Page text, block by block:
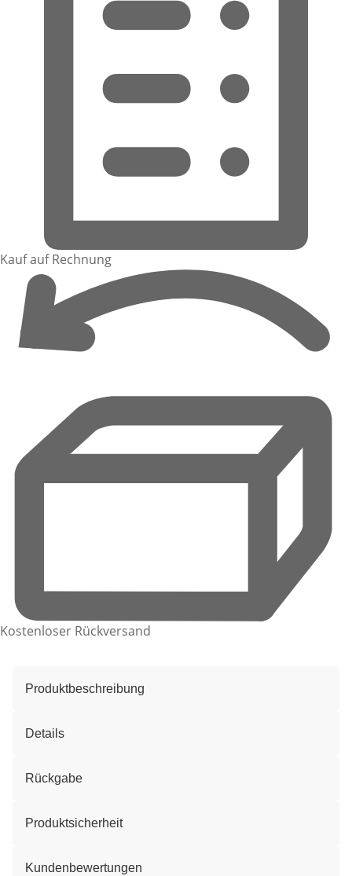
Kauf auf Rechnung
Kostenloser Rückversand
Produktbeschreibung
Details
Rückgabe
Produktsicherheit
Kundenbewertungen